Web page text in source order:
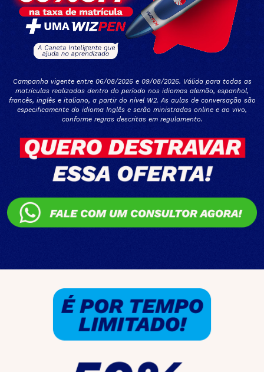
Campanha vigente entre 06/08/2026 e 09/08/2026. Válida para todas as
matrículas realizadas dentro do período nos idiomas alemão, espanhol,
francês, inglês e italiano, a partir do nível W2. As aulas de conversação são
especificamente do idioma Inglês e serão ministradas online e ao vivo,
conforme regras descritas em regulamento.